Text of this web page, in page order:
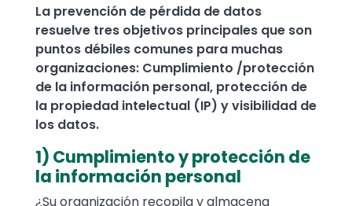
La prevención de pérdida de datos
resuelve tres objetivos principales que son
puntos débiles comunes para muchas
organizaciones: Cumplimiento /protección
de la información personal, protección de
la propiedad intelectual (IP) y visibilidad de
los datos.
1) Cumplimiento y protección de
la información personal
¿Su organización recopila y almacena